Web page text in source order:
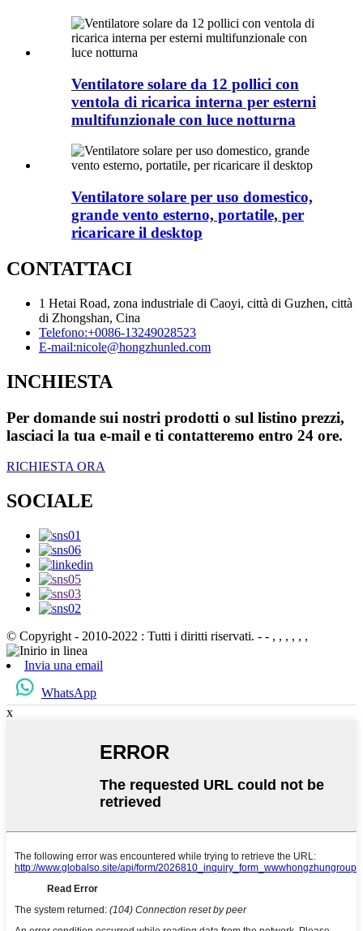
Ventilatore solare da 12 pollici con
ventola di ricarica interna per esterni
multifunzionale con luce notturna
Ventilatore solare per uso domestico,
grande vento esterno, portatile, per
ricaricare il desktop
CONTATTACI
1 Hetai Road, zona industriale di Caoyi, città di Guzhen, città
di Zhongshan, Cina
Telefono:+0086-13249028523
E-mail:nicole@hongzhunled.com
INCHIESTA
Per domande sui nostri prodotti o sul listino prezzi,
lasciaci la tua e-mail e ti contatteremo entro 24 ore.
RICHIESTA ORA
SOCIALE
© Copyright - 2010-2022 : Tutti i diritti riservati. - - , , , , , ,
Invia una email
WhatsApp
x